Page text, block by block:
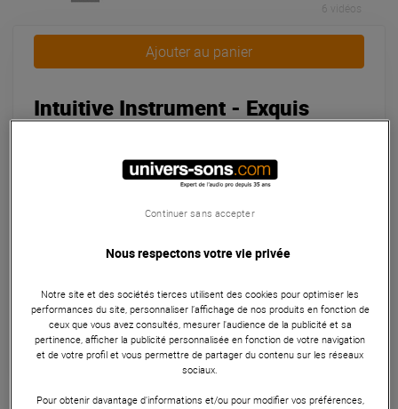
6 vidéos
Ajouter au panier
Intuitive Instrument - Exquis
dont éco-part : 0,90 €
Payer en 3x 4x 10x 12x
95,00 €/ mois
Apport initial :
95.00 €
Mensualités :
2 x95.00 €
Coût de financement :
TAEG fixe :
Nous respectons votre vie privée
Notre site et des sociétés tierces utilisent des cookies pour optimiser les
performances du site, personnaliser l’affichage de nos produits en fonction de
ceux que vous avez consultés, mesurer l'audience de la publicité et sa
pertinence, afficher la publicité personnalisée en fonction de votre navigation
et de votre profil et vous permettre de partager du contenu sur les réseaux
sociaux.
Pour obtenir davantage d'informations et/ou pour modifier vos préférences,
Continuer sans accepter